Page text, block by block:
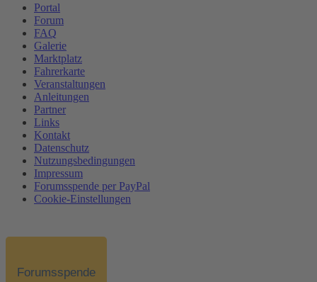
Portal
Forum
FAQ
Galerie
Marktplatz
Fahrerkarte
Veranstaltungen
Anleitungen
Partner
Links
Kontakt
Datenschutz
Nutzungsbedingungen
Impressum
Forumsspende per PayPal
Cookie-Einstellungen
Forumsspende